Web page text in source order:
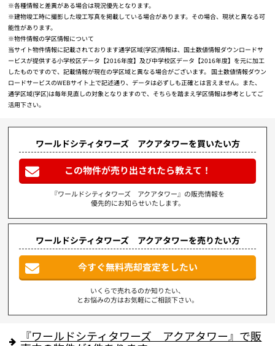
※各種情報と差異がある場合は現況優先となります。
※建物竣工時に撮影した竣工写真を掲載している場合があります。その場合、現状と異なる可
能性があります。
※物件情報の学区情報について
当サイト物件情報に記載されております通学区域(学区)情報は、国土数値情報ダウンロードサ
ービスが提供する小学校区データ【2016年度】及び中学校区データ【2016年度】を元に加工
したものですので、記載情報が現在の学区域と異なる場合がございます。 国土数値情報ダウン
ロードサービスのWEBサイト上で記述通り、データは必ずしも正確とは言えません。また、
通学区域(学区)は毎年見直しの対象となりますので、そちらを踏まえ学区情報は参考としてご
活用下さい。
ワールドシティタワーズ アクアタワーを買いたい方
この物件が売り出されたら教えて！
『ワールドシティタワーズ アクアタワー』の販売情報を
優先的にお知らせいたします。
ワールドシティタワーズ アクアタワーを売りたい方
今すぐ無料売却査定をしたい
いくらで売れるのか知りたい、
とお悩みの方はお気軽にご相談下さい。
『ワールドシティタワーズ アクアタワー』で販